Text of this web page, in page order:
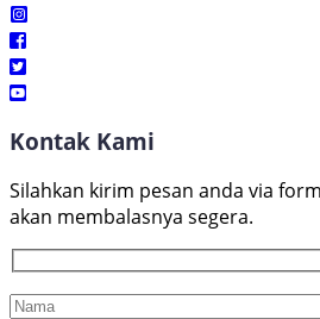
Kontak Kami
Silahkan kirim pesan anda via
akan membalasnya segera.